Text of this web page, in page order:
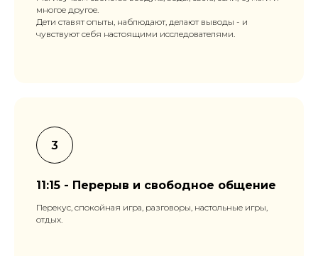
многое другое.
Дети ставят опыты, наблюдают, делают выводы - и
чувствуют себя настоящими исследователями.
11:15 - Перерыв и свободное общение
Перекус, спокойная игра, разговоры, настольные игры,
отдых.